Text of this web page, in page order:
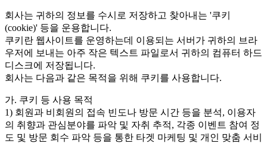
회사는 귀하의 정보를 수시로 저장하고 찾아내는 '쿠키
(cookie)' 등을 운용합니다.
쿠키란 웹사이트를 운영하는데 이용되는 서버가 귀하의 브라
우저에 보내는 아주 작은 텍스트 파일로서 귀하의 컴퓨터 하드
디스크에 저장됩니다.
회사는 다음과 같은 목적을 위해 쿠키를 사용합니다.
가. 쿠키 등 사용 목적
1) 회원과 비회원의 접속 빈도나 방문 시간 등을 분석, 이용자
의 취향과 관심분야를 파악 및 자취 추적, 각종 이벤트 참여 정
도 및 방문 회수 파악 등을 통한 타겟 마케팅 및 개인 맞춤 서비